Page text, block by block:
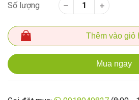
Số lượng
Thêm vào giỏ
Mua ngay